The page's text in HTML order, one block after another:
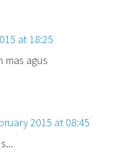
at 18:25
mas agus
2015 at 08:45